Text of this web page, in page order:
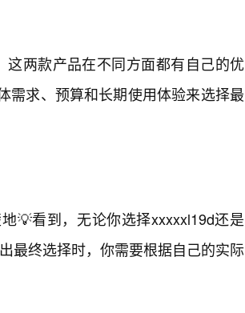
两款产品在不同方面都有自己的优
需求、预算和长期使用体验来选择最
💡看到，无论你选择xxxxxl19d还是
最终选择时，你需要根据自己的实际